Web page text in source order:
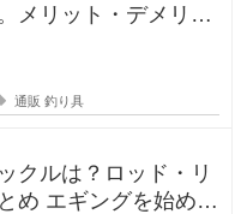
メリット・デメリッ
通販 釣り具
クルは？ロッド・リ
めよ